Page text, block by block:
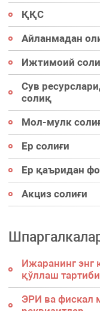
ҚҚС
Айланмадан
Ижтимоий
Сув
солиқ
Мол-мулк
Ер солиғи
Ер қаъридан
Акциз солиғи
Ижаранинг энг
қўллаш тартиби
ЭРИ ва фискал